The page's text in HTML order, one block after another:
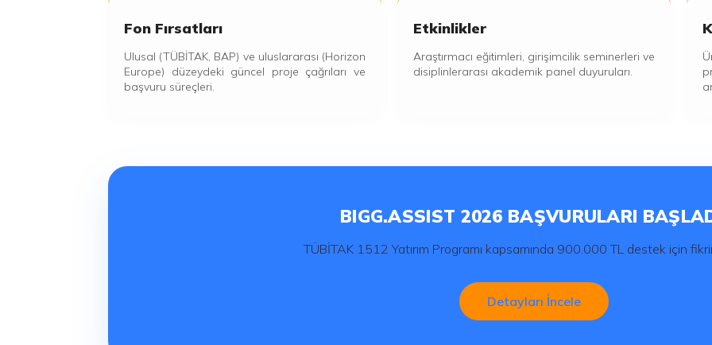
Fon Fırsatları
Ulusal (TÜBİTAK, BAP) ve uluslararası (Horizon
Europe) düzeydeki güncel proje çağrıları ve
başvuru süreçleri.
Etkinlikler
Araştırmacı eğitimleri, girişimcilik seminerleri ve
disiplinlerarası akademik panel duyuruları.
BIGG.ASSIST 2026 BAŞVURULARI
TÜBİTAK 1512 Yatırım Programı kapsamında 900.000 TL destek için
Detayları İncele